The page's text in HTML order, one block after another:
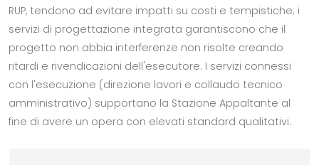
RUP, tendono ad evitare impatti su costi e tempistiche; i
servizi di progettazione integrata garantiscono che il
progetto non abbia interferenze non risolte creando
ritardi e rivendicazioni dell'esecutore. I servizi connessi
con l'esecuzione (direzione lavori e collaudo tecnico
amministrativo) supportano la Stazione Appaltante al
fine di avere un opera con elevati standard qualitativi.